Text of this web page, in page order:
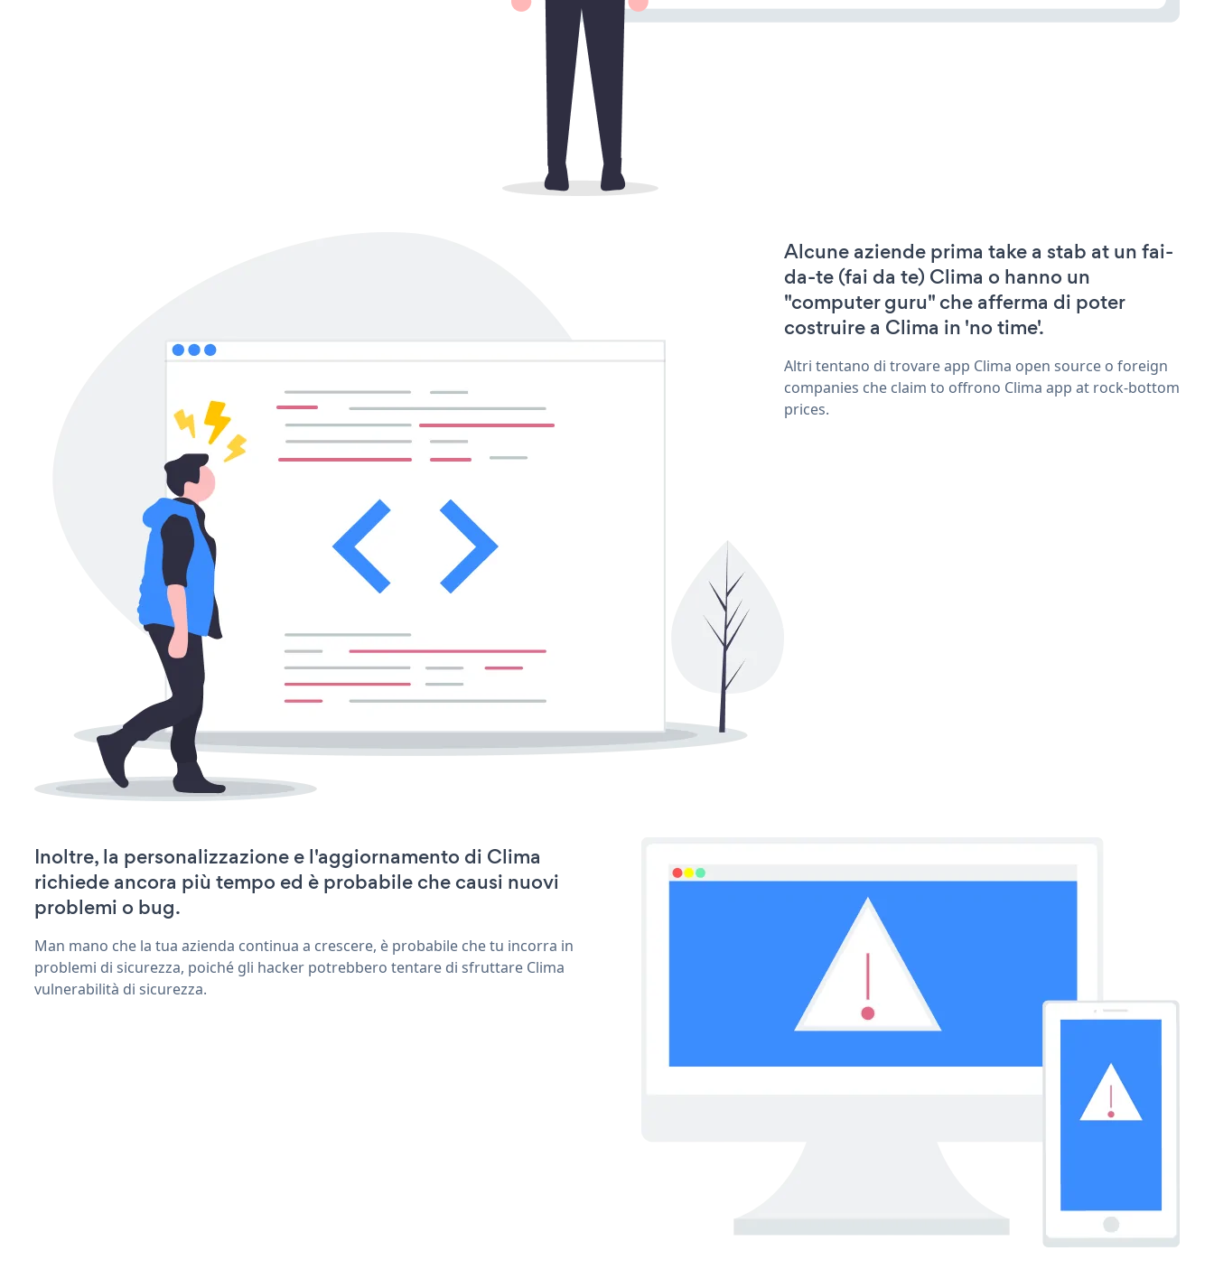
Alcune aziende prima take a stab at un fai-
da-te (fai da te) Clima o hanno un
"computer guru" che afferma di poter
costruire a Clima in 'no time'.
Altri tentano di trovare app Clima open source o foreign
companies che claim to offrono Clima app at rock-bottom
prices.
Inoltre, la personalizzazione e l'aggiornamento di Clima
richiede ancora più tempo ed è probabile che causi nuovi
problemi o bug.
Man mano che la tua azienda continua a crescere, è probabile che tu incorra in
problemi di sicurezza, poiché gli hacker potrebbero tentare di sfruttare Clima
vulnerabilità di sicurezza.